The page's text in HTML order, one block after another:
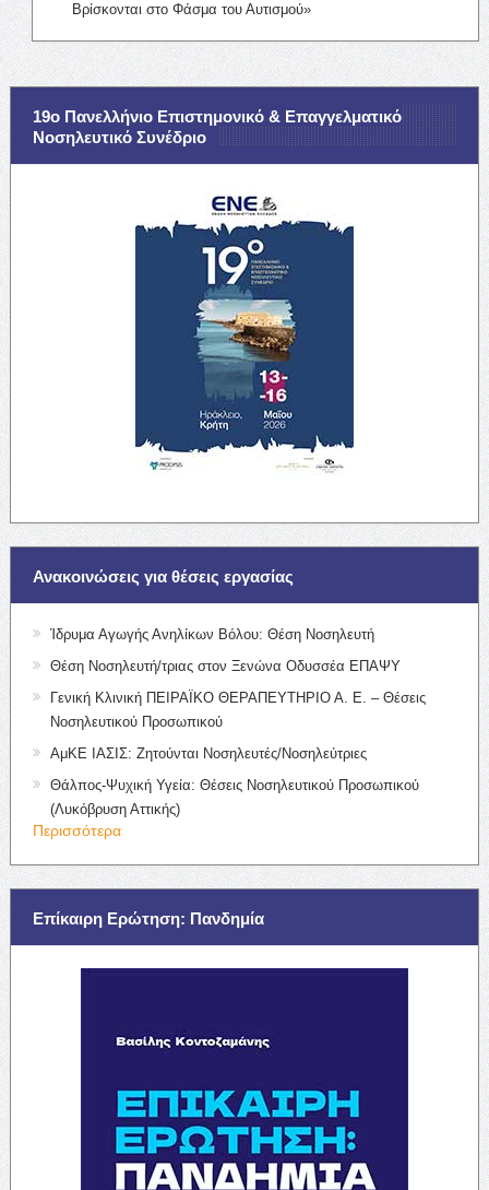
Βρίσκονται στο Φάσμα του Αυτισμού»
19ο Πανελλήνιο Επιστημονικό & Επαγγελματικό
Νοσηλευτικό Συνέδριο
Ανακοινώσεις για θέσεις εργασίας
Ίδρυμα Αγωγής Ανηλίκων Βόλου: Θέση Νοσηλευτή
Θέση Νοσηλευτή/τριας στον Ξενώνα Οδυσσέα ΕΠΑΨΥ
Γενική Κλινική ΠΕΙΡΑΪΚΟ ΘΕΡΑΠΕΥΤΗΡΙΟ Α. Ε. – Θέσεις
Νοσηλευτικού Προσωπικού
ΑμΚΕ ΙΑΣΙΣ: Ζητούνται Νοσηλευτές/Νοσηλεύτριες
Θάλπος-Ψυχική Υγεία: Θέσεις Νοσηλευτικού Προσωπικού
(Λυκόβρυση Αττικής)
Περισσότερα
Επίκαιρη Ερώτηση: Πανδημία